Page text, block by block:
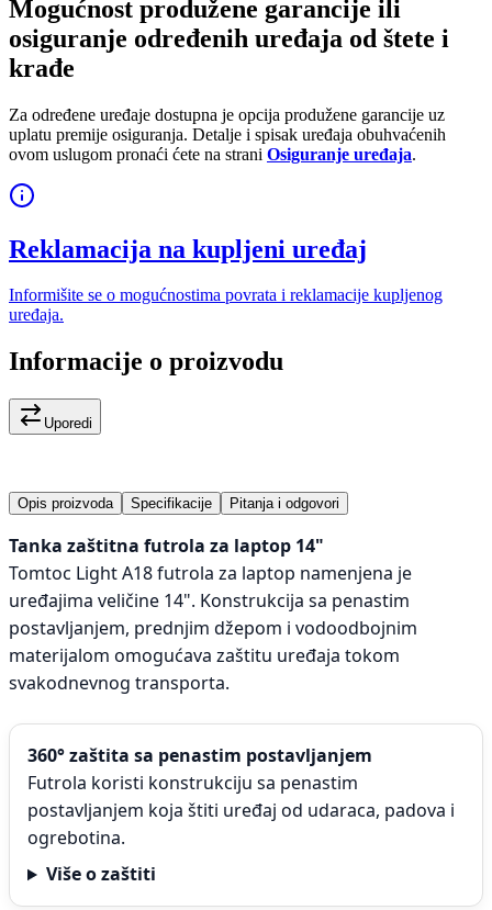
Mogućnost produžene garancije ili
osiguranje određenih uređaja od štete i
krađe
Za određene uređaje dostupna je opcija produžene garancije uz
uplatu premije osiguranja. Detalje i spisak uređaja obuhvaćenih
ovom uslugom pronaći ćete na strani Osiguranje uređaja.
Reklamacija na kupljeni uređaj
Informišite se o mogućnostima povrata i reklamacije kupljenog
uređaja.
Informacije o proizvodu
Uporedi
Opis proizvoda Specifikacije Pitanja i odgovori
Tanka zaštitna futrola za laptop 14"
Tomtoc Light A18 futrola za laptop namenjena je
uređajima veličine 14". Konstrukcija sa penastim
postavljanjem, prednjim džepom i vodoodbojnim
materijalom omogućava zaštitu uređaja tokom
svakodnevnog transporta.
360° zaštita sa penastim postavljanjem
Futrola koristi konstrukciju sa penastim
postavljanjem koja štiti uređaj od udaraca, padova i
ogrebotina.
Više o zaštiti